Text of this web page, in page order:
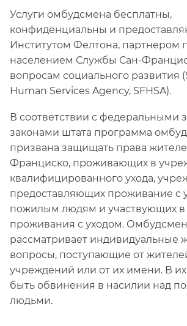
Услуги омбудсмена бесплатны,
конфиденциальны и
Институтом Фелтона, партнером
населением Службы Сан-
вопросам социального развития
Human Services Agency, SFHSA).​​
В соответствии с федеральными
законами штата программа
призвана защищать права
Франциско, проживающих в
квалифицированного ухода,
предоставляющих проживание с
пожилым людям и участвующих в
проживания с уходом.
рассматривает индивидуальные
вопросы, поступающие от
учреждений или от их имени. В
быть обвинения в насилии над
людьми.​​